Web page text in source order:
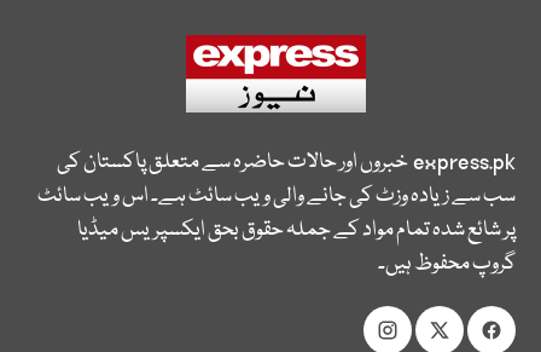
express.pkخبروں اور حالات حاضرہ سے متعلق پاکستان کی
سب سے زیادہ وزٹ کی جانے والی ویب سائٹ ہے۔ اس ویب سائٹ
پر شائع شدہ تمام مواد کے جملہ حقوق بحق ایکسپریس میڈیا
گروپ محفوظ ہیں۔